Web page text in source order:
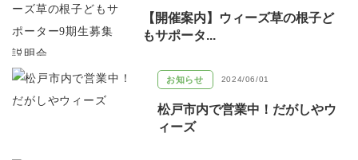
【開催案内】ウィーズ草の根子ど
もサポータ...
お知らせ 2024/06/01
松戸市内で営業中！だがしやウ
ィーズ